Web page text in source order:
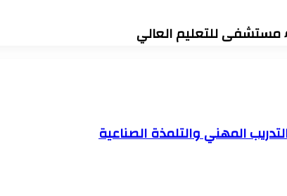
مستشفى للتعليم العالي
المهني والتلمذة الصناعية